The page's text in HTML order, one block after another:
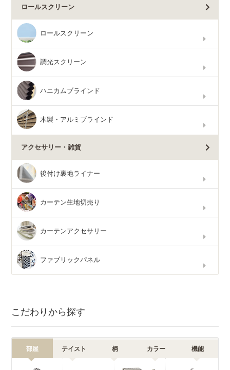
ロールスクリーン
ロールスクリーン
調光スクリーン
ハニカムブラインド
木製・アルミブラインド
アクセサリー・雑貨
後付け裏地ライナー
カーテン生地切売り
カーテンアクセサリー
ファブリックパネル
こだわりから探す
部屋 テイスト 柄 カラー 機能